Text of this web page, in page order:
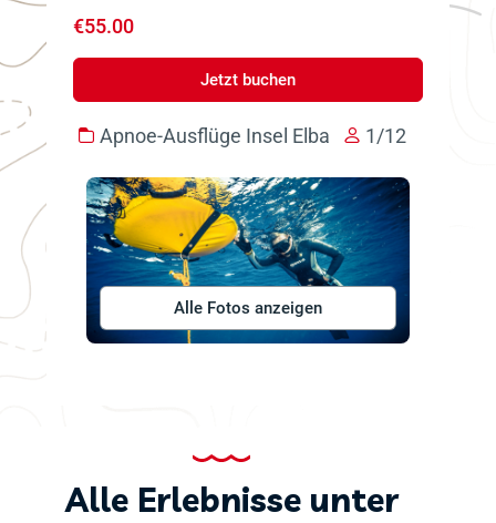
€55.00
Jetzt buchen
Apnoe-Ausflüge Insel Elba 1/12
Alle Fotos anzeigen
Alle Erlebnisse unter